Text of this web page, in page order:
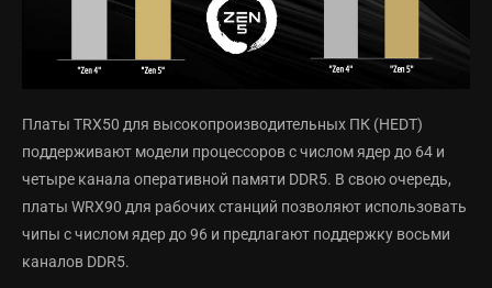
Платы TRX50 для высокопроизводительных ПК (HEDT)
поддерживают модели процессоров с числом ядер до 64 и
четыре канала оперативной памяти DDR5. В свою очередь,
платы WRX90 для рабочих станций позволяют использовать
чипы с числом ядер до 96 и предлагают поддержку восьми
каналов DDR5.